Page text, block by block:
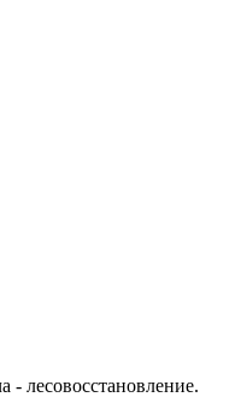
- лесовосстановление.